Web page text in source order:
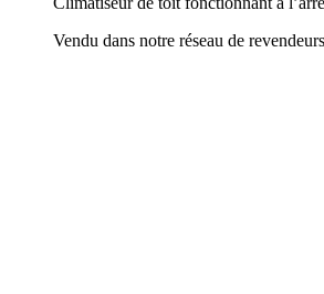
Vendu dans notre réseau de revendeurs